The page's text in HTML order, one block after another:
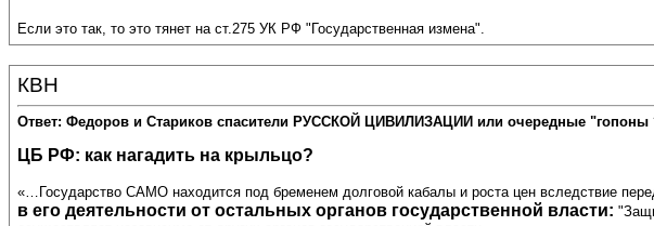
Если это так, то это тянет на ст.275 УК РФ "Государственная измена".
КВН
Ответ: Федоров и Стариков спасители РУССКОЙ ЦИВИЛИЗАЦИИ или очередные "гопоны
ЦБ РФ: как нагадить на крыльцо?
«…Государство САМО находится под бременем долговой кабалы и роста цен вследствие
в его деятельности от остальных органов государственной власти: